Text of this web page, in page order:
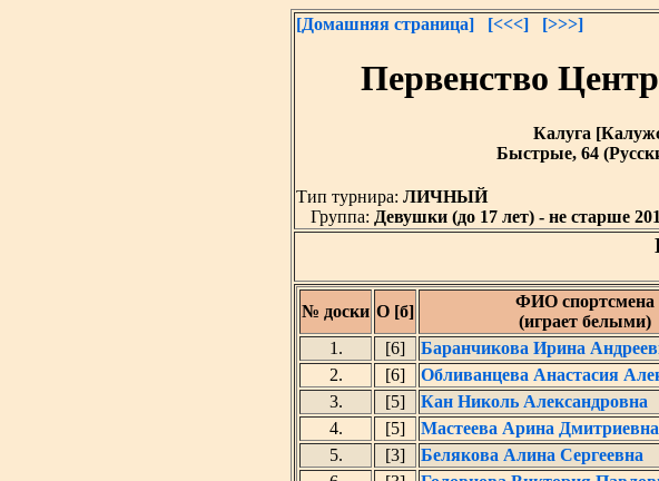
[Домашняя страница] [<<<] [>>>]
Первенство
Калуга
Быстрые, 64
Тип турнира: ЛИЧНЫЙ
Группа: Девушки (до 17 лет) - не старше
№ доски О [б]
ФИО спортсмена
(играет белыми)
1.
[6] Баранчикова Ирина
2.
[6] Обливанцева Анастасия
3.
[5] Кан Николь Александровна
4.
[5] Мастеева Арина Дмитриевна
5.
[3] Белякова Алина Сергеевна